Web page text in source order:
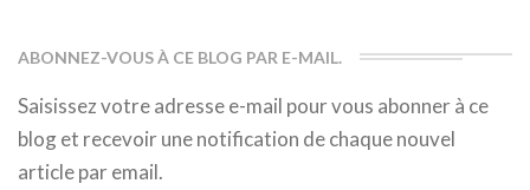
ABONNEZ-VOUS À CE BLOG PAR E-MAIL.
Saisissez votre adresse e-mail pour vous abonner à ce
blog et recevoir une notification de chaque nouvel
article par email.